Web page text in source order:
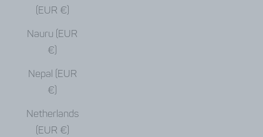
(EUR €)
Nauru (EUR
€)
Nepal (EUR
€)
Netherlands
(EUR €)